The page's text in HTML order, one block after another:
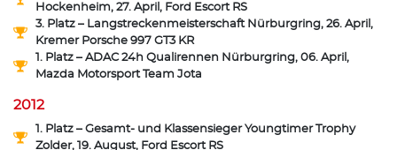
Hockenheim, 27. April, Ford Escort RS
3. Platz – Langstreckenmeisterschaft Nürburgring, 26. April,
Kremer Porsche 997 GT3 KR
1. Platz – ADAC 24h Qualirennen Nürburgring, 06. April,
Mazda Motorsport Team Jota
2012
1. Platz – Gesamt- und Klassensieger Youngtimer Trophy
Zolder, 19. August, Ford Escort RS